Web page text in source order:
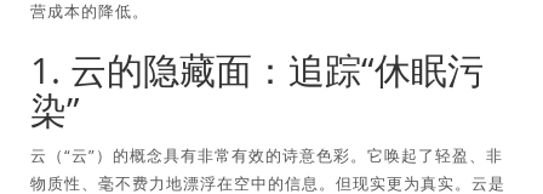
营成本的降低。
1. 云的隐藏面：追踪“休眠污
染”
云（“云”）的概念具有非常有效的诗意色彩。它唤起了轻盈、非
物质性、毫不费力地漂浮在空中的信息。但现实更为真实。云是